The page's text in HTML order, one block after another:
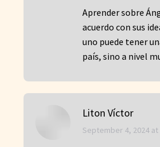
Aprender sobre
acuerdo con sus
uno puede tener
país, sino a nivel
Liton Víctor
says:
September 4, 2024 at